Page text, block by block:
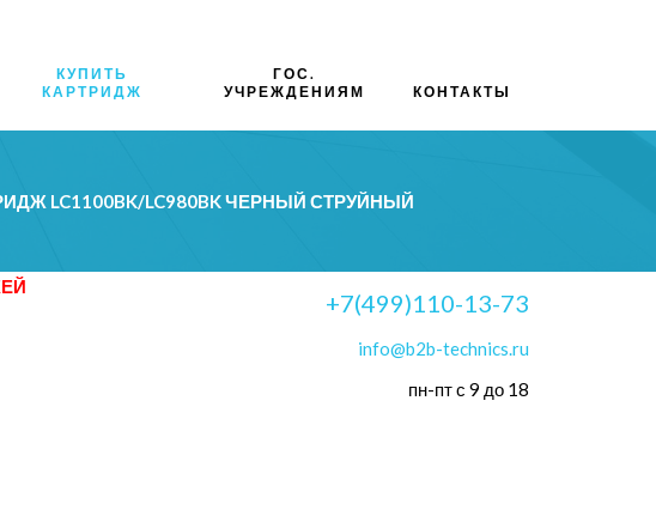
КУПИТЬ
КАРТРИДЖ
ГОС.
УЧРЕЖДЕНИЯМ
КОНТАКТЫ
LC1100BK/LC980BK ЧЕРНЫЙ СТРУЙНЫЙ
+7(499)110-13-73
info@b2b-technics.ru
пн-пт с 9 до 18